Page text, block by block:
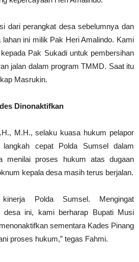
dari perangkat desa sebelumnya dan
ini milik Pak Heri Amalindo. Kami
Pak Sukadi untuk pembersihan
jalan dalam program TMMD. Saat itu
Masrukin.
Dinonaktifkan
M.H., selaku kuasa hukum pelapor
langkah cepat Polda Sumsel dalam
menilai proses hukum atas dugaan
kepala desa masih terus berjalan.
kinerja Polda Sumsel. Mengingat
desa ini, kami berharap Bupati Musi
sementara Kades Pinang
proses hukum,” tegas Fahmi.